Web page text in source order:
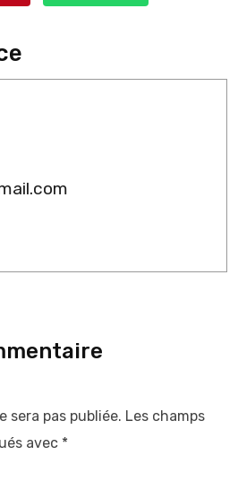
sera pas publiée. Les champs
avec *